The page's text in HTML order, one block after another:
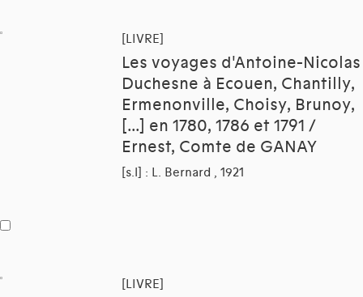
[LIVRE]
Les voyages d'Antoine-Nicolas
Duchesne à Ecouen, Chantilly,
Ermenonville, Choisy, Brunoy,
[...] en 1780, 1786 et 1791 /
Ernest, Comte de GANAY
[s.l] : L. Bernard , 1921
[LIVRE]